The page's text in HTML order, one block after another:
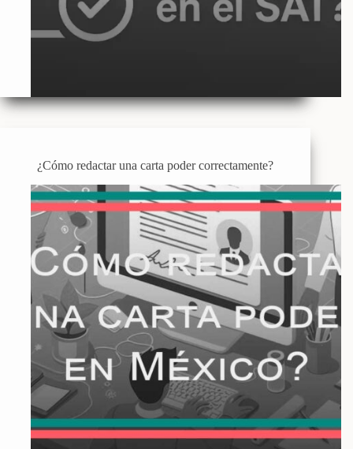
¿Cómo redactar una carta poder correctamente?